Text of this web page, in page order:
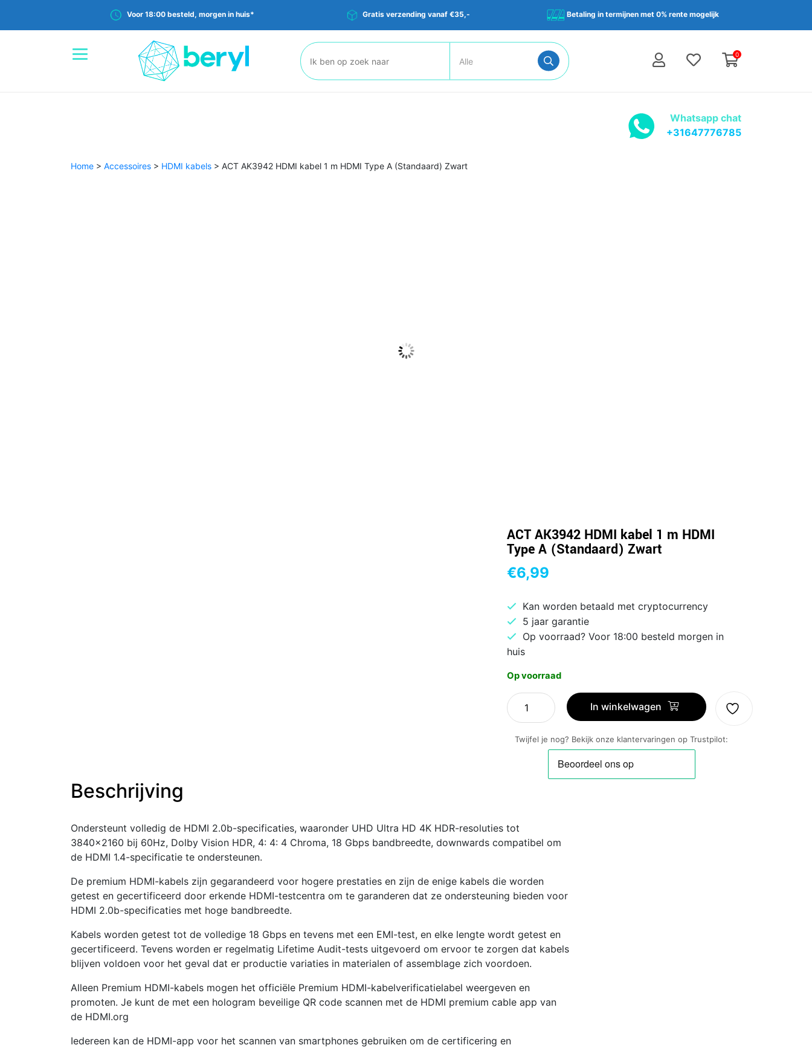
Voor 18:00 besteld, morgen in huis* Gratis verzending vanaf €35,- Betaling in termijnen met 0% rente mogelijk
0
Zoeken:
Whatsapp chat
+31647776785
Home > Accessoires > HDMI kabels > ACT AK3942 HDMI kabel 1 m HDMI Type A (Standaard) Zwart
ACT AK3942 HDMI kabel 1 m HDMI
Type A (Standaard) Zwart
€6,99
Kan worden betaald met cryptocurrency
5 jaar garantie
Op voorraad? Voor 18:00 besteld morgen in
huis
Op voorraad
ACT
AK3942
kabel
(Standaard)
Zwart
In winkelwagen
Twijfel je nog? Bekijk onze klantervaringen op Trustpilot:
Beschrijving
Ondersteunt volledig de HDMI 2.0b-specificaties, waaronder UHD Ultra HD 4K HDR-resoluties tot
3840×2160 bij 60Hz, Dolby Vision HDR, 4: 4: 4 Chroma, 18 Gbps bandbreedte, downwards compatibel om
de HDMI 1.4-specificatie te ondersteunen.
De premium HDMI-kabels zijn gegarandeerd voor hogere prestaties en zijn de enige kabels die worden
getest en gecertificeerd door erkende HDMI-testcentra om te garanderen dat ze ondersteuning bieden voor
HDMI 2.0b-specificaties met hoge bandbreedte.
Kabels worden getest tot de volledige 18 Gbps en tevens met een EMI-test, en elke lengte wordt getest en
gecertificeerd. Tevens worden er regelmatig Lifetime Audit-tests uitgevoerd om ervoor te zorgen dat kabels
blijven voldoen voor het geval dat er productie variaties in materialen of assemblage zich voordoen.
Alleen Premium HDMI-kabels mogen het officiële Premium HDMI-kabelverificatielabel weergeven en
promoten. Je kunt de met een hologram beveilige QR code scannen met de HDMI premium cable app van
de HDMI.org
Iedereen kan de HDMI-app voor het scannen van smartphones gebruiken om de certificering en